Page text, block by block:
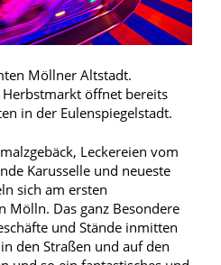
Möllner Altstadt.
öffnet bereits
in der Eulenspiegelstadt.
Leckereien vom
Karusselle und neueste
sich am ersten
Mölln. Das ganz Besondere
und Stände inmitten
den Straßen und auf den